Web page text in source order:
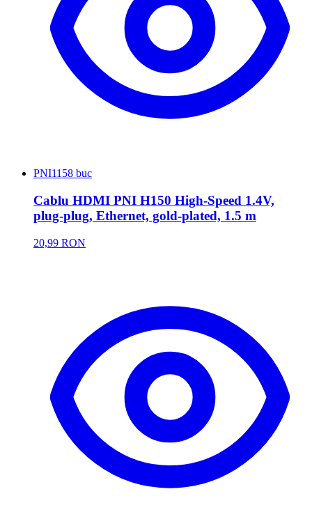
PNI1158 buc
Cablu HDMI PNI H150 High-Speed 1.4V,
plug-plug, Ethernet, gold-plated, 1.5 m
20,99 RON